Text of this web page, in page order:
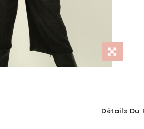
Détails Du